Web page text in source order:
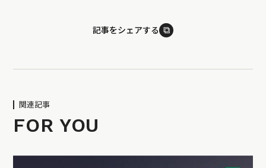
記事をシェアする ⧉
関連記事
FOR YOU